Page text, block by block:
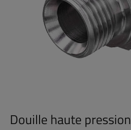
Douille haute pression